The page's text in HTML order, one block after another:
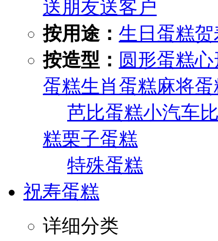
送朋友送客户
按用途： 生日蛋糕
按造型： 圆形蛋糕心
蛋糕生肖蛋糕麻将
芭比蛋糕小汽车
糕栗子蛋糕
特殊蛋糕
祝寿蛋糕
详细分类